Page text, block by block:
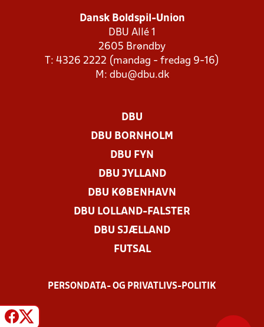
Dansk Boldspil-Union
DBU Allé 1
2605 Brøndby
T: 4326 2222 (mandag - fredag 9-16)
M: dbu@dbu.dk
DBU
DBU BORNHOLM
DBU FYN
DBU JYLLAND
DBU KØBENHAVN
DBU LOLLAND-FALSTER
DBU SJÆLLAND
FUTSAL
PERSONDATA- OG PRIVATLIVS-POLITIK